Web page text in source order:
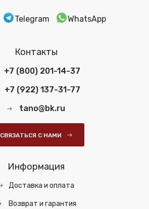
Telegram WhatsApp
Контакты
+7 (800) 201-14-37
+7 (922) 137-31-77
tano@bk.ru
СВЯЗАТЬСЯ С НАМИ
Информация
Доставка и оплата
Возврат и гарантия